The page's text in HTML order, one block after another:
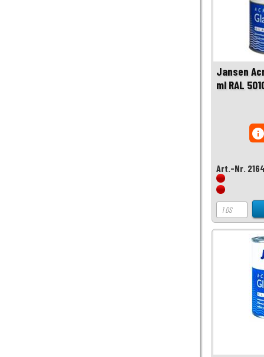
Jansen
ml RAL
Art.-Nr.